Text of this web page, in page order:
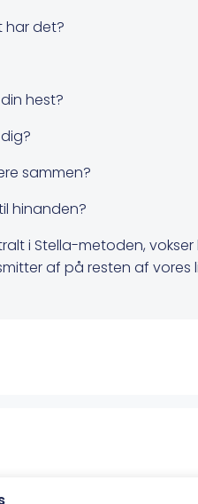
har det?
hest?
sammen?
hinanden?
i Stella-metoden,
af på resten af vores